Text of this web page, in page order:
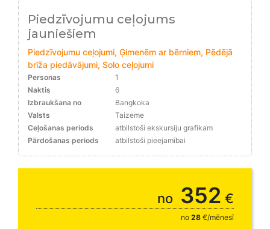
Piedzīvojumu ceļojums
jauniešiem
Piedzīvojumu ceļojumi, Ģimenēm ar bērniem, Pēdējā
brīža piedāvājumi, Solo ceļojumi
Personas
1
Naktis
6
Izbraukšana no
Bangkoka
Valsts
Taizeme
Ceļošanas periods
atbilstoši ekskursiju grafikam
Pārdošanas periods
atbilstoši pieejamībai
no 352 €
no 28 €/mēnesī